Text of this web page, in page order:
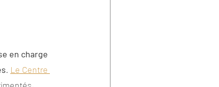
Chirurgie mini-invasive
en charge
. Le Centre